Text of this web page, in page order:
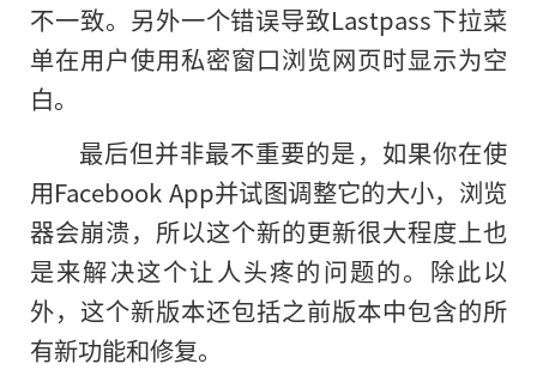
不一致。另外一个错误导致Lastpass下拉菜
单在用户使用私密窗口浏览网页时显示为空
白。
最后但并非最不重要的是，如果你在使
用Facebook App并试图调整它的大小，浏览
器会崩溃，所以这个新的更新很大程度上也
是来解决这个让人头疼的问题的。除此以
外，这个新版本还包括之前版本中包含的所
有新功能和修复。